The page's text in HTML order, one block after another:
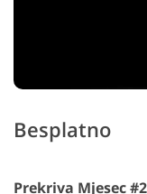
Besplatno
Prekriva Mjesec